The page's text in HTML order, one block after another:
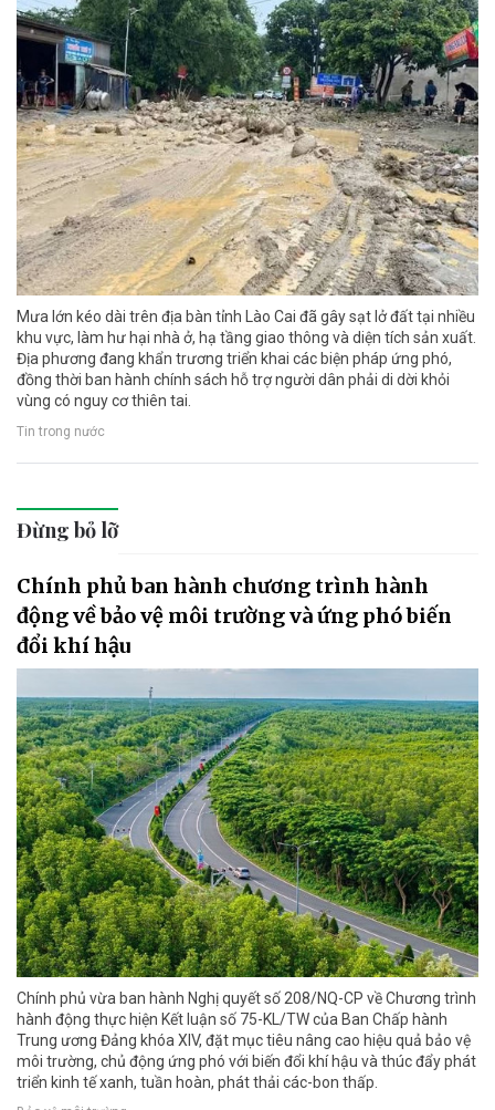
Mưa lớn kéo dài trên địa bàn tỉnh Lào Cai đã gây sạt lở đất tại nhiều
khu vực, làm hư hại nhà ở, hạ tầng giao thông và diện tích sản xuất.
Địa phương đang khẩn trương triển khai các biện pháp ứng phó,
đồng thời ban hành chính sách hỗ trợ người dân phải di dời khỏi
vùng có nguy cơ thiên tai.
Tin trong nước
Đừng bỏ lỡ
Chính phủ ban hành chương trình hành
động về bảo vệ môi trường và ứng phó biến
đổi khí hậu
Chính phủ vừa ban hành Nghị quyết số 208/NQ-CP về Chương trình
hành động thực hiện Kết luận số 75-KL/TW của Ban Chấp hành
Trung ương Đảng khóa XIV, đặt mục tiêu nâng cao hiệu quả bảo vệ
môi trường, chủ động ứng phó với biến đổi khí hậu và thúc đẩy phát
triển kinh tế xanh, tuần hoàn, phát thải các-bon thấp.